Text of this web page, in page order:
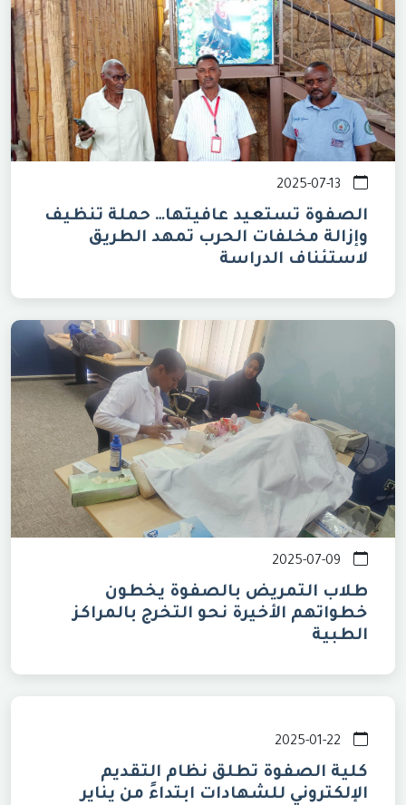
الصفوة تستعيد عافيتها… حملة تنظيف
وإزالة مخلفات الحرب تمهد الطريق
لاستئناف الدراسة
طلاب التمريض بالصفوة يخطون
خطواتهم الأخيرة نحو التخرج بالمراكز
الطبية
كلية الصفوة تطلق نظام التقديم
الإلكتروني للشهادات ابتداءً من يناير